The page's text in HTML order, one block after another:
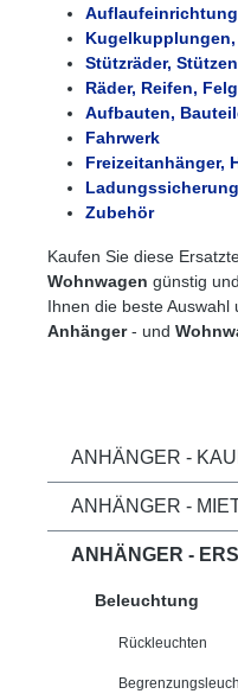
Stützräder, Stützen
Räder, Reifen,
Aufbauten,
Fahrwerk
Freizeitanhänger,
Ladungssicherung
Zubehör
Kaufen Sie diese
Wohnwagen günstig
Ihnen die beste
Anhänger- und
ANHÄNGER -
ANHÄNGER -
ANHÄNGER -
Beleuchtung
Rückleuchten